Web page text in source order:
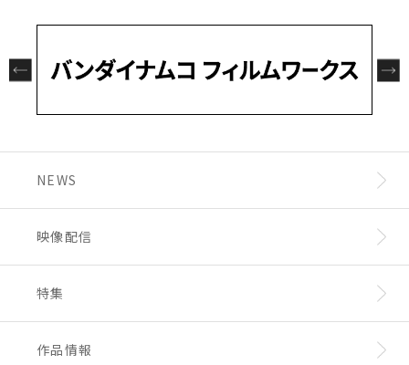
墓場の画廊 ONLINE STORE：https://store.
取り扱い期間：2026年1月20日(火)11:00～2
月11日(日)23:59
【取り扱い店舗】
ヨドバシカメラ マルチメディアAkiba 6階プラ
取り扱い商品
しくは「装甲騎兵ボトムズ40周年展」で発売さ
また、在庫の状況により、販売が停止・再開す
NEWS
映像配信
特集
作品情報